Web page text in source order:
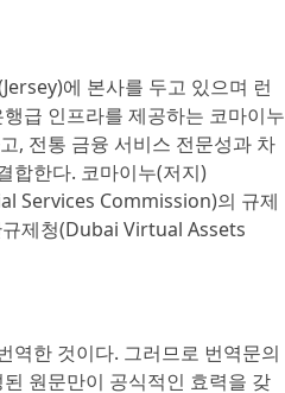
에 본사를 두고 있으며 런
급 인프라를 제공하는 코마이누
, 전통 금융 서비스 전문성과 차
합한다. 코마이누(저지)
Services Commission)의 규제
규제청(Dubai Virtual Assets
역한 것이다. 그러므로 번역문의
원문만이 공식적인 효력을 갖